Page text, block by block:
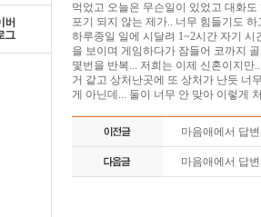
먹었고 오늘은 무슨일이 있었고 대화
포기 되지 않는 제가.. 너무 힘들기도
하루종일 일에 시달려 1~2시간 자기
을 보이며 게임하다가 잠들어 코까지
몇번을 반복... 저희는 이제 신혼이지만
거 같고 상처난곳에 또 상처가 난듯 너
게 아닌데... 둘이 너무 안 맞아 이렇게
마음애에서 답
마음애에서 답